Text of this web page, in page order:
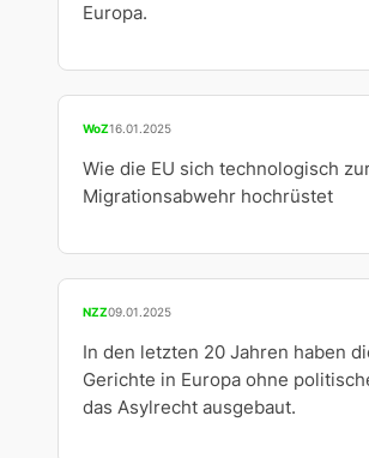
Europa.
WoZ16.01.2025
Wie die EU sich technologisch
Migrationsabwehr hochrüstet
NZZ09.01.2025
In den letzten 20 Jahren haben
Gerichte in Europa ohne
das Asylrecht ausgebaut.